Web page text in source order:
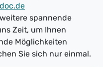
spannende
Zeit, um Ihnen
Möglichkeiten
Sie sich nur einmal.